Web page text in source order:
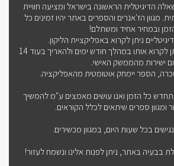
הדיגיטלית הראשונה בישראל ומציעה חוויית
מגוון הז'אנרים והספרים באתר יהיו זמינים כל
ובמחיר אחיד ומשתלם!
ניתן לקרוא באפליקציית הליקון.
מרגע שכירת הספר, ניתן לקרוא אותו במהלך חודש ימים ולהאריך בעוד 14
ישירות מהממשק האישי.
הספר יימחק אוטומטית מהאפליקציה.
כל הזמן ואנו עושים מאמצים ע"מ להמשיך
ספרים שיתאים לכלל הקוראים.
בכל שעות היום, במגוון מכשירים.
בבעיה באתר, ניתן לפנות אלינו ונשמח לעזור!